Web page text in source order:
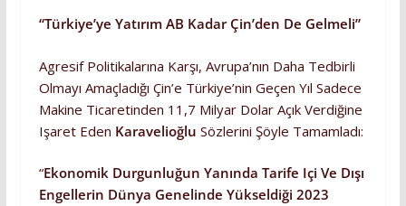
“Türkiye’ye Yatırım AB Kadar Çin’den De Gelmeli”
Agresif Politikalarına Karşı, Avrupa’nın Daha Tedbirli
Olmayı Amaçladığı Çin’e Türkiye’nin Geçen Yıl Sadece
Makine Ticaretinden 11,7 Milyar Dolar Açık Verdiğine
Işaret Eden Karavelioğlu Sözlerini Şöyle Tamamladı:
“Ekonomik Durgunluğun Yanında Tarife Içi Ve Dışı
Engellerin Dünya Genelinde Yükseldiği 2023